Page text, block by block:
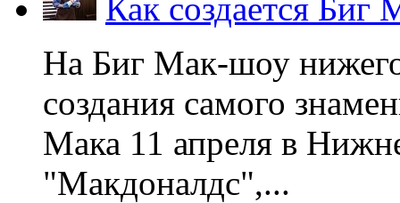
Как создается Биг
На Биг Мак-шоу
создания самого
Мака 11 апреля в
"Макдоналдс",...